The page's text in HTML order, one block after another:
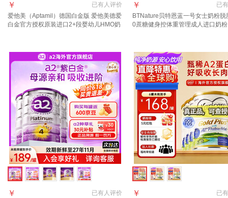
已有人评价
￥
爱他美（Aptamil）德国白金版 爱他美德爱
白金官方授权原装进口2+段婴幼儿HMO奶
已有
￥
BTNature贝特恩蓝一号女士奶粉脱
0蔗糖健身控体重管理成人进口奶
已有人评价
￥ 已有
￥